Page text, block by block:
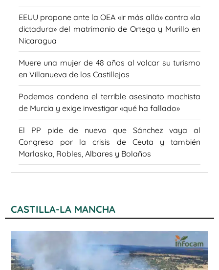
EEUU propone ante la OEA «ir más allá» contra «la
dictadura» del matrimonio de Ortega y Murillo en
Nicaragua
Muere una mujer de 48 años al volcar su turismo
en Villanueva de los Castillejos
Podemos condena el terrible asesinato machista
de Murcia y exige investigar «qué ha fallado»
El PP pide de nuevo que Sánchez vaya al
Congreso por la crisis de Ceuta y también
Marlaska, Robles, Albares y Bolaños
CASTILLA-LA MANCHA